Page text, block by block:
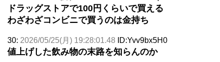
ドラッグストアで100円くらいで買える
わざわざコンビニで買うのは金持ち
30: 2026/05/25(月) 19:28:01.48 ID:Yvv9bx5H0
値上げした飲み物の末路を知らんのか